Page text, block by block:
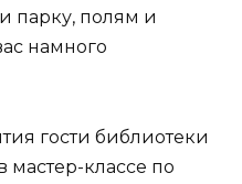
парку, полям и
намного
гости библиотеки
мастер-классе по